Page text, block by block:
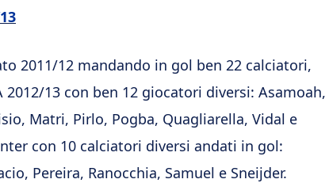
2011/12 mandando in gol ben 22 calciatori,
13 con ben 12 giocatori diversi: Asamoah,
Matri, Pirlo, Pogba, Quagliarella, Vidal e
con 10 calciatori diversi andati in gol:
Pereira, Ranocchia, Samuel e Sneijder.